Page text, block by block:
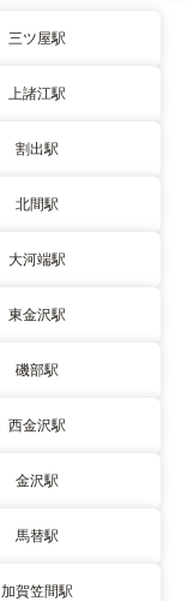
三ツ屋駅
上諸江駅
割出駅
北間駅
大河端駅
東金沢駅
磯部駅
西金沢駅
金沢駅
馬替駅
加賀笠間駅